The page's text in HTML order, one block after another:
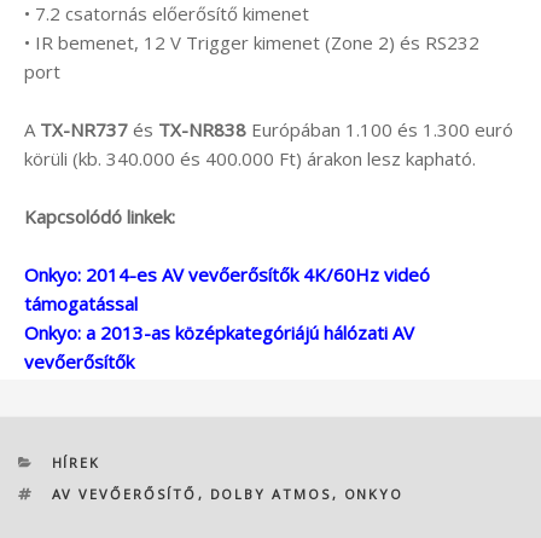
• 7.2 csatornás előerősítő kimenet
• IR bemenet, 12 V Trigger kimenet (Zone 2) és RS232
port
A TX-NR737 és TX-NR838 Európában 1.100 és 1.300 euró
körüli (kb. 340.000 és 400.000 Ft) árakon lesz kapható.
Kapcsolódó linkek:
Onkyo: 2014-es AV vevőerősítők 4K/60Hz videó
támogatással
Onkyo: a 2013-as középkategóriájú hálózati AV
vevőerősítők
KATEGÓRIÁK
HÍREK
CÍMKÉK
AV VEVŐERŐSÍTŐ , DOLBY ATMOS, ONKYO